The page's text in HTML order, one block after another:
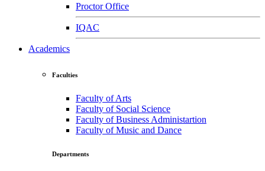
Proctor Office
IQAC
Academics
Faculties
Faculty of Arts
Faculty of Social Science
Faculty of Business Administartion
Faculty of Music and Dance
Departments